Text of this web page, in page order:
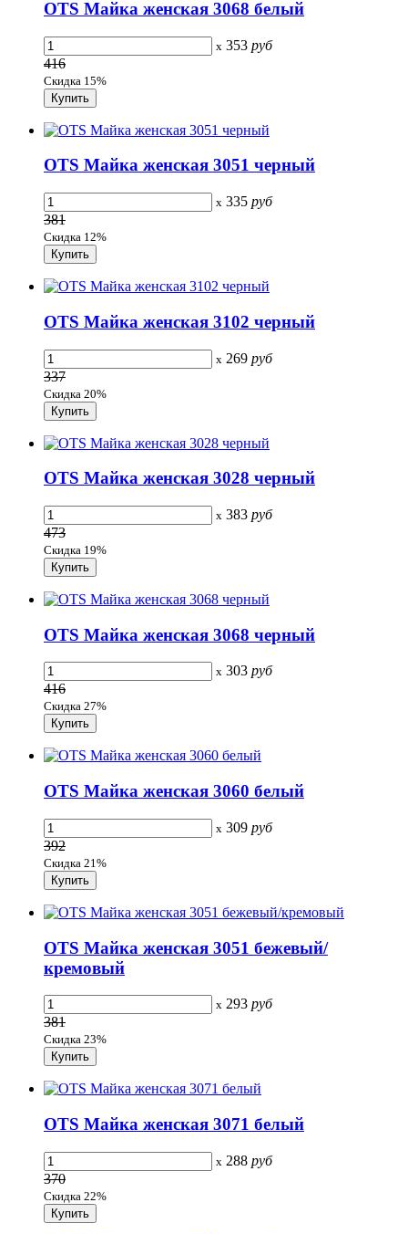
OTS Майка женская 3068 белый
x 353 руб
416
Скидка 15%
OTS Майка женская 3051 черный
x 335 руб
381
Скидка 12%
OTS Майка женская 3102 черный
x 269 руб
337
Скидка 20%
OTS Майка женская 3028 черный
x 383 руб
473
Скидка 19%
OTS Майка женская 3068 черный
x 303 руб
416
Скидка 27%
OTS Майка женская 3060 белый
x 309 руб
392
Скидка 21%
OTS Майка женская 3051 бежевый/
кремовый
x 293 руб
381
Скидка 23%
OTS Майка женская 3071 белый
x 288 руб
370
Скидка 22%